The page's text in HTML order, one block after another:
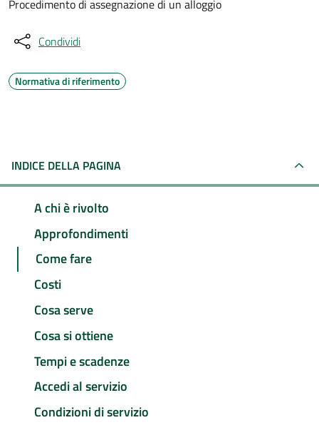
Procedimento di assegnazione di un alloggio
Condividi
Normativa di riferimento
INDICE DELLA PAGINA
A chi è rivolto
Approfondimenti
Come fare
Costi
Cosa serve
Cosa si ottiene
Tempi e scadenze
Accedi al servizio
Condizioni di servizio